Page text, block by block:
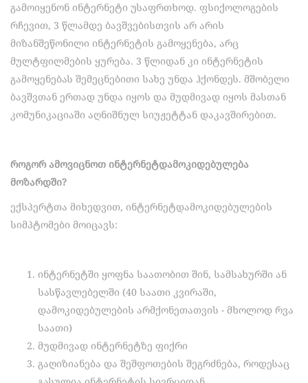
გამოიყენონ ინტერნეტი უსაფრთხოდ. ფსიქოლოგების
რჩევით, 3 წლამდე ბავშვებისთვის არ არის
მიზანშეწონილი ინტერნეტის გამოყენება, არც
მულტფილმების ყურება. 3 წლიდან კი ინტერნეტის
გამოყენებას შემეცნებითი სახე უნდა ჰქონდეს. მშობელი
ბავშვთან ერთად უნდა იყოს და მუდმივად იყოს მასთან
კომუნიკაციაში აღნიშნულ სიუჟეტტან დაკავშირებით.
როგორ ამოვიცნოთ ინტერნეტდამოკიდებულება
მოზარდში?
ექსპერტთა მიხედვით, ინტერნეტდამოკიდებულების
სიმპტომები მოიცავს:
ინტერნეტში ყოფნა საათობით შინ, სამსახურში ან
სასწავლებელში (40 საათი კვირაში,
დამოკიდებულების არმქონეთათვის − მხოლოდ რვა
საათი)
მუდმივად ინტერნეტზე ფიქრი
გაღიზიანება და შეშფოთების შეგრძნება, როდესაც